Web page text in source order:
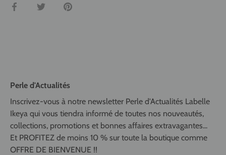
Partager TweeterÉpingler
Perle d'Actualités
Inscrivez-vous à notre newsletter Perle d'Actualités Labelle
Ikeya qui vous tiendra informé de toutes nos nouveautés,
collections, promotions et bonnes affaires extravagantes...
Et PROFITEZ de moins 10 % sur toute la boutique comme
OFFRE DE BIENVENUE !!